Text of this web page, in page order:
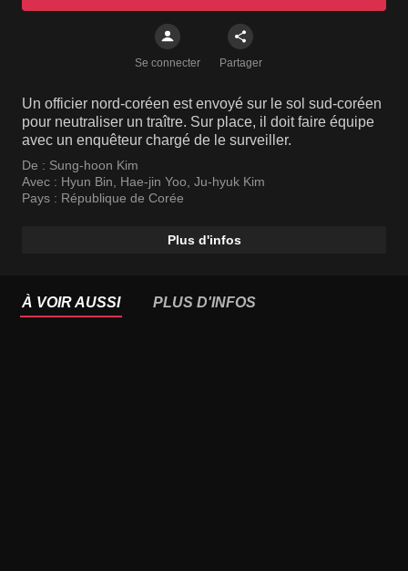
Se connecter Partager
Un officier nord-coréen est envoyé sur le sol sud-coréen
pour neutraliser un traître. Sur place, il doit faire équipe
avec un enquêteur chargé de le surveiller.
De : Sung-hoon Kim
Avec : Hyun Bin, Hae-jin Yoo, Ju-hyuk Kim
Pays : République de Corée
Plus d'infos
À VOIR AUSSI PLUS D'INFOS